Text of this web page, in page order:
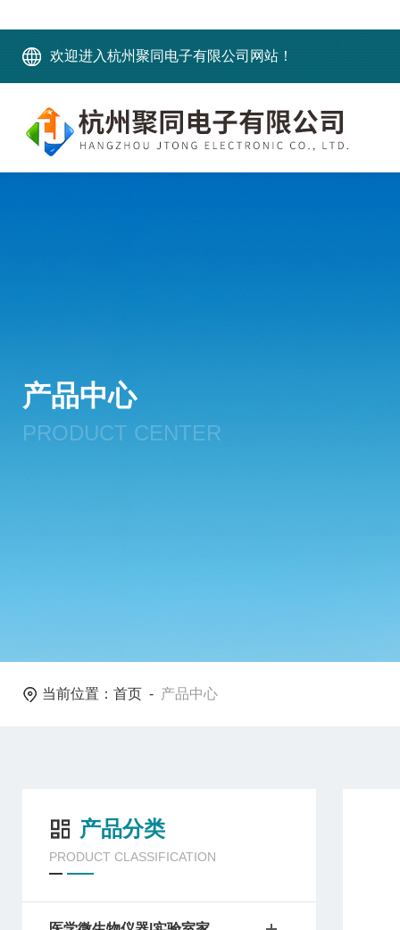
欢迎进入杭州聚同电子有限公司网站！
产品中心
PRODUCT CENTER
当前位置： 首页 - 产品中心
产品分类
PRODUCT CLASSIFICATION